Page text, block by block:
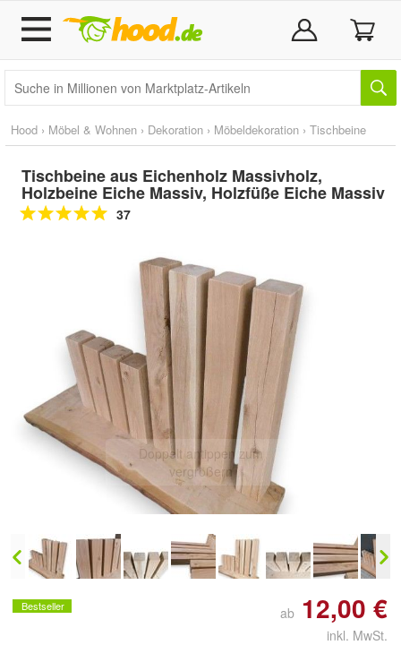
Hood › Möbel & Wohnen › Dekoration › Möbeldekoration › Tischbeine
Tischbeine aus Eichenholz Massivholz,
Holzbeine Eiche Massiv, Holzfüße Eiche Massiv
37
Doppelt antippen zum
vergrößern
Bestseller ab 12,00 €
inkl. MwSt.